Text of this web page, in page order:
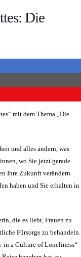
Die
mit dem Thema „Die
und alles ändern, was
wo Sie jetzt gerade
Ihre Zukunft verändern
haben und Sie erhalten in
die es liebt, Frauen zu
Fürsorge zu behandeln.
in a Culture of Loneliness“